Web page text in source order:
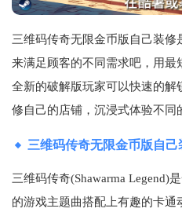
三维码传奇无限金币版自己装
来满足顾客的不同需求吧，用最
全新的破解版玩家可以快速的解
修自己的店铺，沉浸式体验不同
三维码传奇无限金币版自
三维码传奇(Shawarma Legend)
的游戏主题曲搭配上有趣的卡